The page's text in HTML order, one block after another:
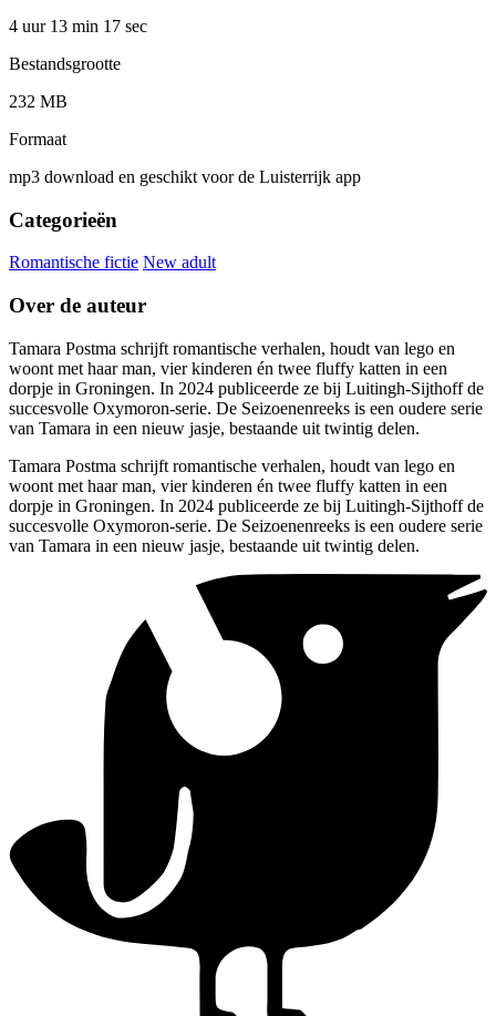
4 uur 13 min 17 sec
Bestandsgrootte
232 MB
Formaat
mp3 download en geschikt voor de Luisterrijk app
Categorieën
Romantische fictie New adult
Over de auteur
Tamara Postma schrijft romantische verhalen, houdt van lego en
woont met haar man, vier kinderen én twee fluffy katten in een
dorpje in Groningen. In 2024 publiceerde ze bij Luitingh-Sijthoff de
succesvolle Oxymoron-serie. De Seizoenenreeks is een oudere serie
van Tamara in een nieuw jasje, bestaande uit twintig delen.
Tamara Postma schrijft romantische verhalen, houdt van lego en
woont met haar man, vier kinderen én twee fluffy katten in een
dorpje in Groningen. In 2024 publiceerde ze bij Luitingh-Sijthoff de
succesvolle Oxymoron-serie. De Seizoenenreeks is een oudere serie
van Tamara in een nieuw jasje, bestaande uit twintig delen.